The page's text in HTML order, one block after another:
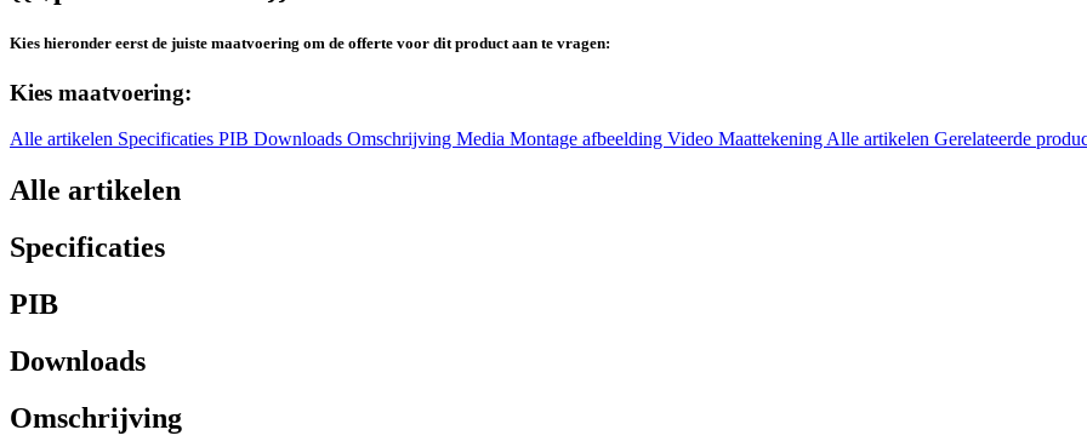
Kies hieronder eerst de juiste maatvoering om de offerte voor dit product aan te vragen:
Kies maatvoering:
Alle artikelen Specificaties PIB Downloads Omschrijving Media Montage afbeelding Video MaattekeningAlle artikelen Gerelateerde
Alle artikelen
Specificaties
PIB
Downloads
Omschrijving